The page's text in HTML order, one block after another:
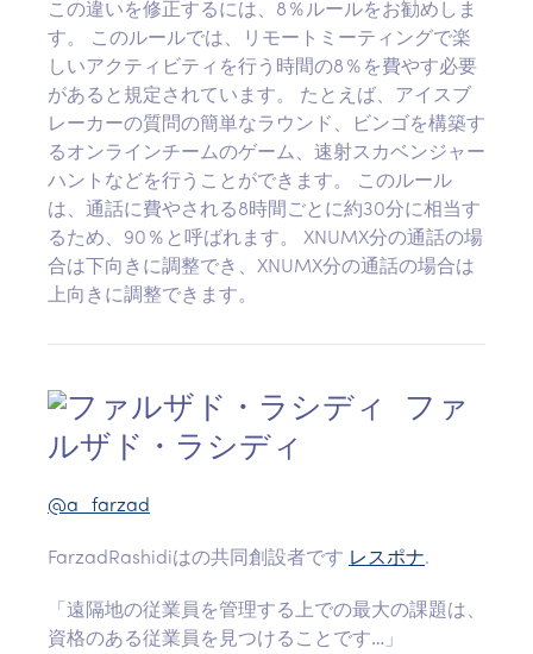
この違いを修正するには、8％ルールをお勧めしま
す。 このルールでは、リモートミーティングで楽
しいアクティビティを行う時間の8％を費やす必要
があると規定されています。 たとえば、アイスブ
レーカーの質問の簡単なラウンド、ビンゴを構築す
るオンラインチームのゲーム、速射スカベンジャー
ハントなどを行うことができます。 このルール
は、通話に費やされる8時間ごとに約30分に相当す
るため、90％と呼ばれます。 XNUMX分の通話の場
合は下向きに調整でき、XNUMX分の通話の場合は
上向きに調整できます。
ファ
ルザド・ラシディ
@a_farzad
FarzadRashidiはの共同創設者です レスポナ.
「遠隔地の従業員を管理する上での最大の課題は、
資格のある従業員を見つけることです…」